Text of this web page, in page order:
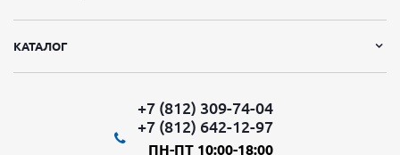
КАТАЛОГ
+7 (812) 309-74-04
+7 (812) 642-12-97
ПН-ПТ 10:00-18:00